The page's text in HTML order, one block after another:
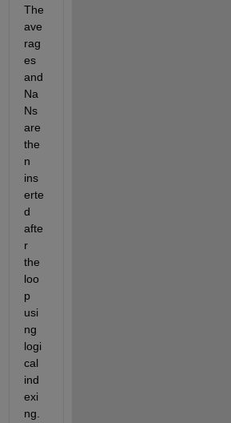
The
ave
rag
es
and
Na
Ns
are
the
n
ins
erte
d
afte
r
the
loo
p
usi
ng
logi
cal
ind
exi
ng.